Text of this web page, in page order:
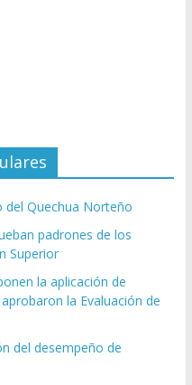
del Quechua Norteño
padrones de los
Superior
la aplicación de
la Evaluación de
del desempeño de